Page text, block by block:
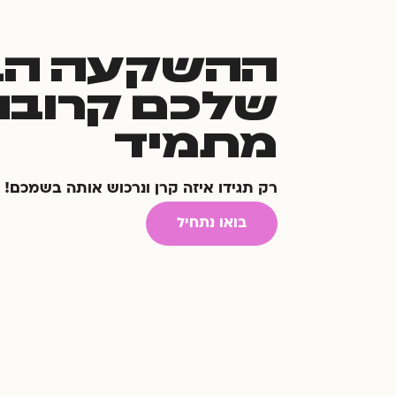
ההשקעה
שלכם
מתמיד
רק תגידו איזה קרן ונרכוש אותה בשמכם!
בואו נתחיל